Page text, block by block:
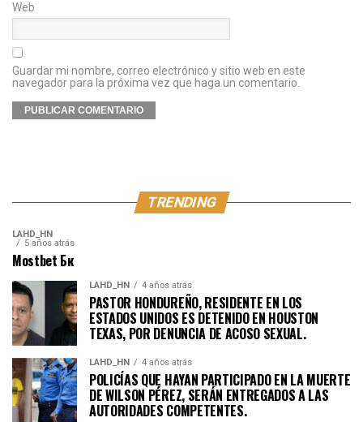
Web
Guardar mi nombre, correo electrónico y sitio web en este
navegador para la próxima vez que haga un comentario.
TRENDING
LAHD_HN
5 años atrás
Mostbet Бк
LAHD_HN 4 años atrás
PASTOR HONDUREÑO, RESIDENTE EN LOS
ESTADOS UNIDOS ES DETENIDO EN HOUSTON
TEXAS, POR DENUNCIA DE ACOSO SEXUAL.
LAHD_HN 4 años atrás
POLICÍAS QUE HAYAN PARTICIPADO EN LA MUERTE
DE WILSON PÉREZ, SERÁN ENTREGADOS A LAS
AUTORIDADES COMPETENTES.